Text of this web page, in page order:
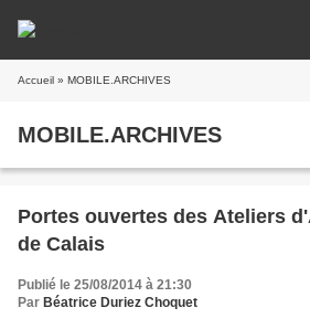
Accueil » MOBILE.ARCHIVES
MOBILE.ARCHIVES
Portes ouvertes des Ateliers
de Calais
Publié le 25/08/2014 à 21:30
Par Béatrice Duriez Choquet